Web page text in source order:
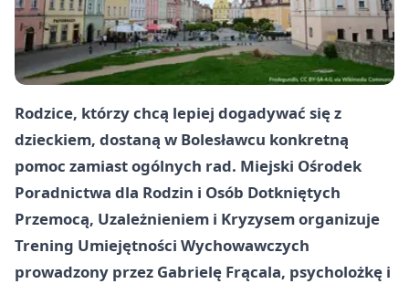
Rodzice, którzy chcą lepiej dogadywać się z
dzieckiem, dostaną w Bolesławcu konkretną
pomoc zamiast ogólnych rad. Miejski Ośrodek
Poradnictwa dla Rodzin i Osób Dotkniętych
Przemocą, Uzależnieniem i Kryzysem organizuje
Trening Umiejętności Wychowawczych
prowadzony przez Gabrielę Frącala, psycholożkę i